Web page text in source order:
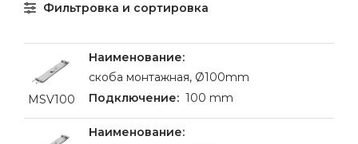
Фильтровка и сортировка
MSV100
cкоба монтажная, Ø100mm
100 mm